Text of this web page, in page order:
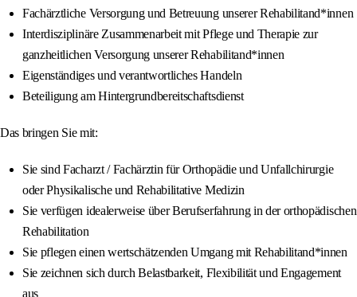
Fachärztliche Versorgung und Betreuung unserer Rehabilitand*innen
Interdisziplinäre Zusammenarbeit mit Pflege und Therapie zur
ganzheitlichen Versorgung unserer Rehabilitand*innen
Eigenständiges und verantwortliches Handeln
Beteiligung am Hintergrundbereitschaftsdienst
Das bringen Sie mit:
Sie sind Facharzt / Fachärztin für Orthopädie und Unfallchirurgie
oder Physikalische und Rehabilitative Medizin
Sie verfügen idealerweise über Berufserfahrung in der orthopädischen
Rehabilitation
Sie pflegen einen wertschätzenden Umgang mit Rehabilitand*innen
Sie zeichnen sich durch Belastbarkeit, Flexibilität und Engagement
aus